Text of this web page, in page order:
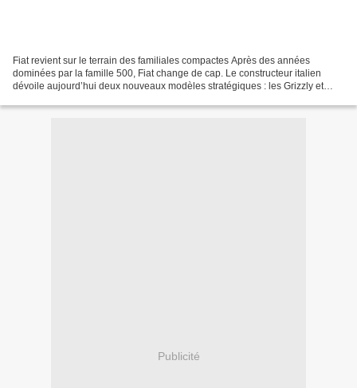
Fiat revient sur le terrain des familiales compactes Après des années
dominées par la famille 500, Fiat change de cap. Le constructeur italien
dévoile aujourd’hui deux nouveaux modèles stratégiques : les Grizzly et
Publicité